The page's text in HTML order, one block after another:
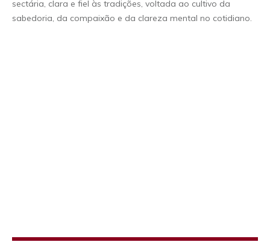
sectária, clara e fiel às tradições, voltada ao cultivo da
sabedoria, da compaixão e da clareza mental no cotidiano.